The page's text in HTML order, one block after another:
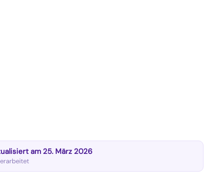
am 25. März 2026